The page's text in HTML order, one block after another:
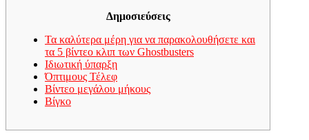
Δημοσιεύσεις
Τα καλύτερα μέρη για να παρακολουθήσετε και
τα 5 βίντεο κλιπ των Ghostbusters
Ιδιωτική ύπαρξη
Όπτιμους Τέλεφ
Βίντεο μεγάλου μήκους
Βίγκο